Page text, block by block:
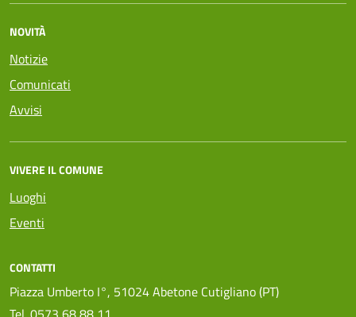
NOVITÀ
Notizie
Comunicati
Avvisi
VIVERE IL COMUNE
Luoghi
Eventi
CONTATTI
Piazza Umberto I°, 51024 Abetone Cutigliano (PT)